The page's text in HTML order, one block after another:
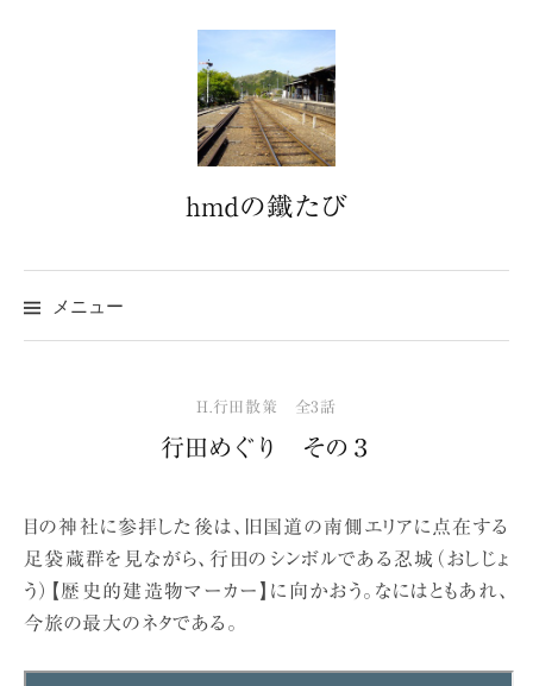
ッ
プ
hmdの鐵たび
メニュー
H.行田散策 全3話
行田めぐり その３
目の神社に参拝した後は、旧国道の南側エリアに点在する
足袋蔵群を見ながら、行田のシンボルである忍城（おしじょ
う）【歴史的建造物マーカー】に向かおう。なにはともあれ、
今旅の最大のネタである。